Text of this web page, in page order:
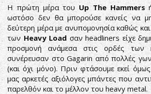
Η πρώτη μέρα τουUp The Hammers
ωστόσο δεν θα μπορούσε κανείς να
δεύτερη μέρα με ανυπομονησία καθώς
τωνHeavy Load σαν headliners είχε
προσμονή ανάμεσα στις ορδές των
συνέρευσαν στο Gagarin από πολλές
(και όχι μόνο). Πριν φτάσουμε εκεί
μας αρκετές αξιόλογες μπάντες που
παρελθόν και το μέλλον του heavy metal.